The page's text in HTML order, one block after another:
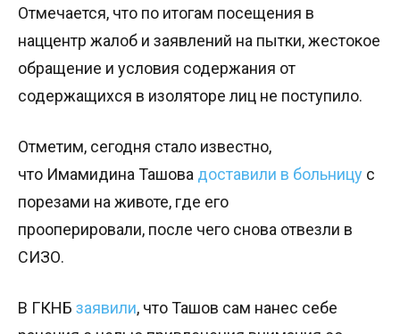
Отмечается, что по итогам посещения в
наццентр жалоб и заявлений на пытки, жестокое
обращение и условия содержания от
содержащихся в изоляторе лиц не поступило.
Отметим, сегодня стало известно,
что Имамидина Ташова доставили в больницу с
порезами на животе, где его
прооперировали, после чего снова отвезли в
СИЗО.
В ГКНБ заявили, что Ташов сам нанес себе